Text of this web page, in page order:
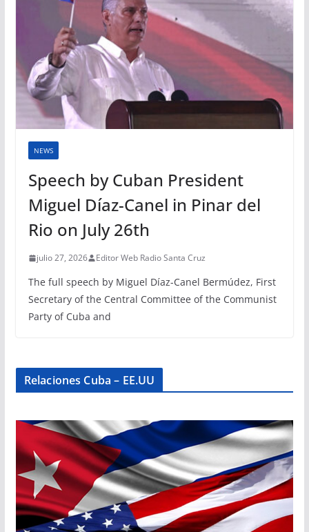
NEWS
Speech by Cuban President
Miguel Díaz-Canel in Pinar del
Rio on July 26th
julio 27, 2026 Editor Web Radio Santa Cruz
The full speech by Miguel Díaz-Canel Bermúdez, First
Secretary of the Central Committee of the Communist
Party of Cuba and
Relaciones Cuba – EE.UU